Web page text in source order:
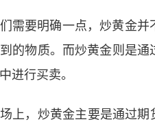
需要明确一点，炒黄金
的物质。而炒黄金则是
进行买卖。
上，炒黄金主要是通过